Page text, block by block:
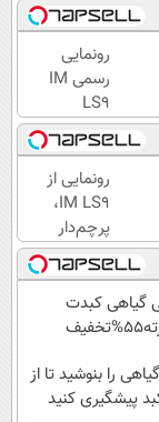
رونمایی
رسمی IM
LS9
لوکس‌ترین
EREV در
ایران
رونمایی از
IM LS9،
پرچم‌دار
فوق‌لوکس
EREV
وارد بازار
ایران شد
گیاهی کبدت
را بنوشید تا از
پیشگیری کنید